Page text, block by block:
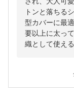
トンと落ちる
型カバーに最
要以上に太っ
織として使え